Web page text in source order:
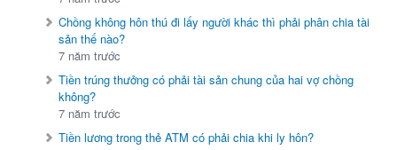
Chồng không hôn thú đi lấy người khác thì phải phân chia tài
sản thế nào?
7 năm trước
Tiền trúng thưởng có phải tài sản chung của hai vợ chồng
không?
7 năm trước
Tiền lương trong thẻ ATM có phải chia khi ly hôn?